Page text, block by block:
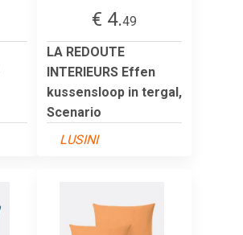
€ 4.49
LA REDOUTE
INTERIEURS Effen
kussensloop in tergal,
Scenario
LUSINI